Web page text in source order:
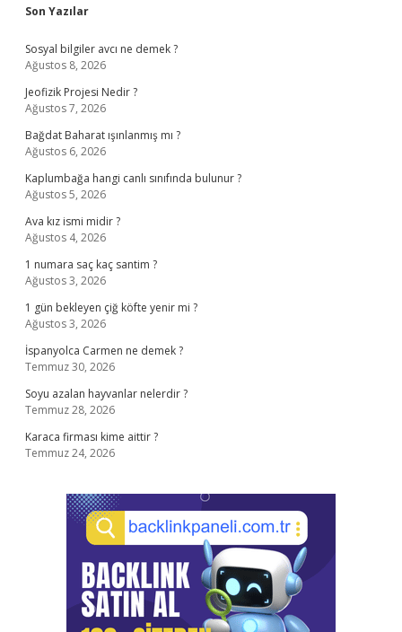
Sidebar
Son Yazılar
Sosyal bilgiler avcı ne demek ?
Ağustos 8, 2026
Jeofizik Projesi Nedir ?
Ağustos 7, 2026
Bağdat Baharat ışınlanmış mı ?
Ağustos 6, 2026
Kaplumbağa hangi canlı sınıfında bulunur ?
Ağustos 5, 2026
Ava kız ismi midir ?
Ağustos 4, 2026
1 numara saç kaç santim ?
Ağustos 3, 2026
1 gün bekleyen çiğ köfte yenir mi ?
Ağustos 3, 2026
İspanyolca Carmen ne demek ?
Temmuz 30, 2026
Soyu azalan hayvanlar nelerdir ?
Temmuz 28, 2026
Karaca firması kime aittir ?
Temmuz 24, 2026